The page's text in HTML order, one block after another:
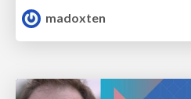
madoxten